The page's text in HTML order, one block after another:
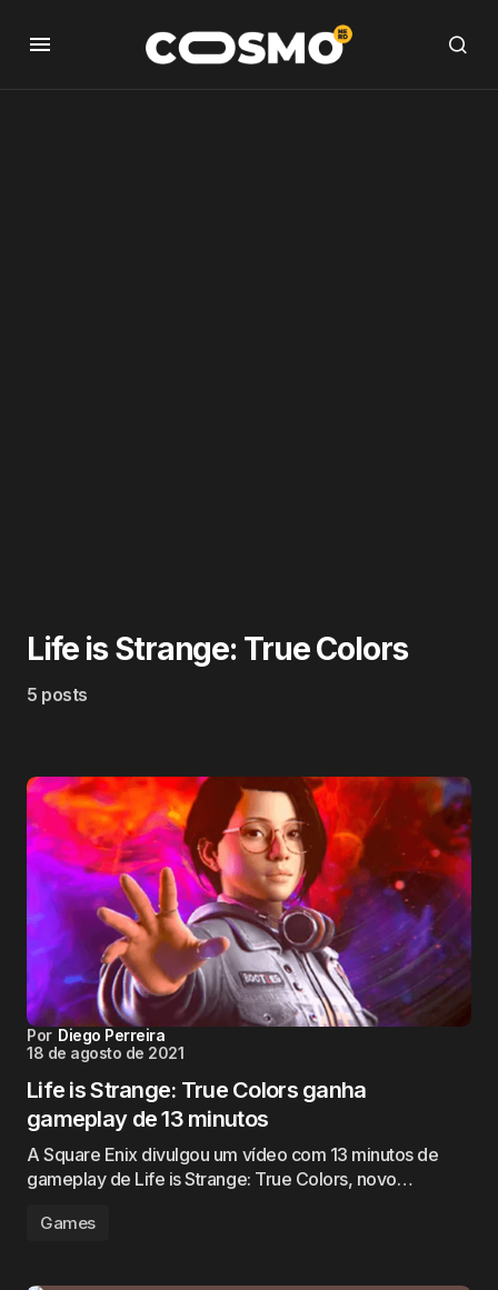
Life is Strange: True Colors
5 posts
Por Diego Perreira
18 de agosto de 2021
Life is Strange: True Colors ganha
gameplay de 13 minutos
A Square Enix divulgou um vídeo com 13 minutos de
gameplay de Life is Strange: True Colors, novo…
Games